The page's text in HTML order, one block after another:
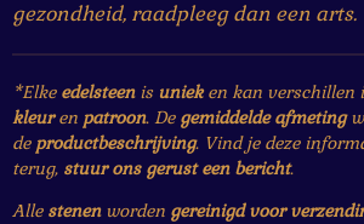
gezondheid, raadpleeg dan een arts.
*Elke edelsteenis unieken kan verschillen
kleuren patroon. De gemiddelde afmeting
de productbeschrijving. Vind je deze
terug, stuur ons gerust een bericht.
Alle stenenworden gereinigd voor